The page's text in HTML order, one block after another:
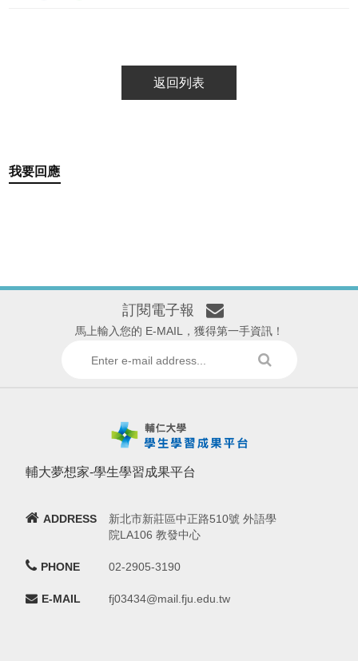
返回列表
我要回應
訂閱電子報
馬上輸入您的 E-MAIL，獲得第一手資訊！
輔大夢想家-學生學習成果平台
ADDRESS
新北市新莊區中正路510號 外語學
院LA106 教發中心
PHONE 02-2905-3190
E-MAIL fj03434@mail.fju.edu.tw